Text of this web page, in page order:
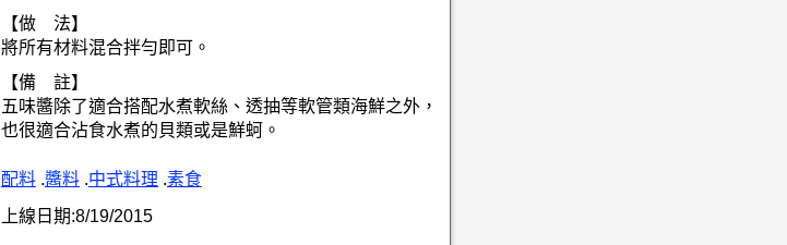
【做 法】
將所有材料混合拌勻即可。
【備 註】
五味醬除了適合搭配水煮軟絲、透抽等軟管類海鮮之外，
也很適合沾食水煮的貝類或是鮮蚵。
配料 .醬料 .中式料理 .素食
上線日期:8/19/2015